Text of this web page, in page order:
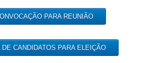
PARA REUNIÃO
DE CANDIDATOS PARA ELEIÇÃO